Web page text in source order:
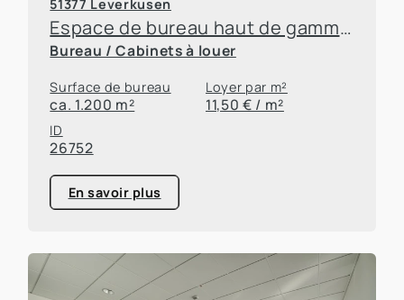
51377 Leverkusen
Espace de bureau haut de gamme dans le parc d'innovation de Leverkusen
Bureau / Cabinets à louer
Surface de bureau
ca. 1.200 m²
Loyer par m²
11,50 € / m²
ID
26752
En savoir plus